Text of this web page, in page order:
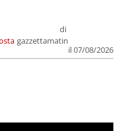
di
gazzettamatin
il 07/08/2026